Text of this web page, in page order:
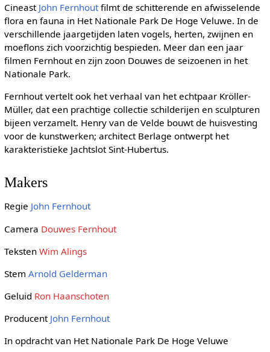
Cineast John Fernhoutfilmt de schitterende en afwisselende
flora en fauna in Het Nationale Park De Hoge Veluwe. In de
verschillende jaargetijden laten vogels, herten, zwijnen en
moeflons zich voorzichtig bespieden. Meer dan een jaar
filmen Fernhout en zijn zoon Douwes de seizoenen in het
Nationale Park.
Fernhout vertelt ook het verhaal van het echtpaar Kröller-
Müller, dat een prachtige collectie schilderijen en sculpturen
bijeen verzamelt. Henry van de Velde bouwt de huisvesting
voor de kunstwerken; architect Berlage ontwerpt het
karakteristieke Jachtslot Sint-Hubertus.
Makers
Regie John Fernhout
Camera Douwes Fernhout
Teksten Wim Alings
Stem Arnold Gelderman
Geluid Ron Haanschoten
Producent John Fernhout
In opdracht van Het Nationale Park De Hoge Veluwe